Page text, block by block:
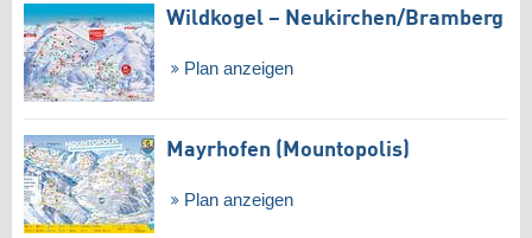
Wildkogel – Neukirchen/​Bramberg
Plan anzeigen
Mayrhofen (Mountopolis)
Plan anzeigen